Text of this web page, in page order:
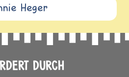
Heger
DURCH